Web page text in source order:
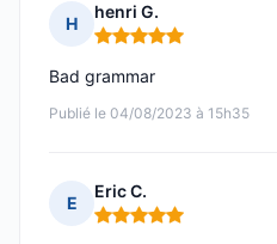
H
henri G.
Note : 5 sur 5
Publié le 04/08/2023 à 15h35
Bad grammar
E
Eric C.
Note : 5 sur 5